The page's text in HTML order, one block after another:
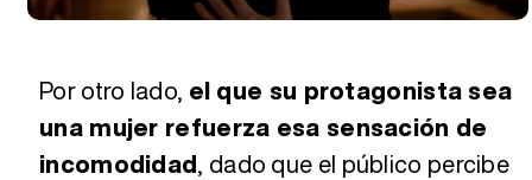
Por otro lado, el que su protagonista sea
una mujer refuerza esa sensación de
incomodidad, dado que el público percibe